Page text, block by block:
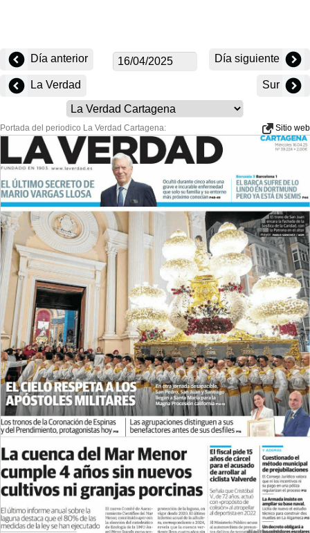
Día anterior Día siguiente
La Verdad Sur
Portada del periodico La Verdad Cartagena: Sitio web